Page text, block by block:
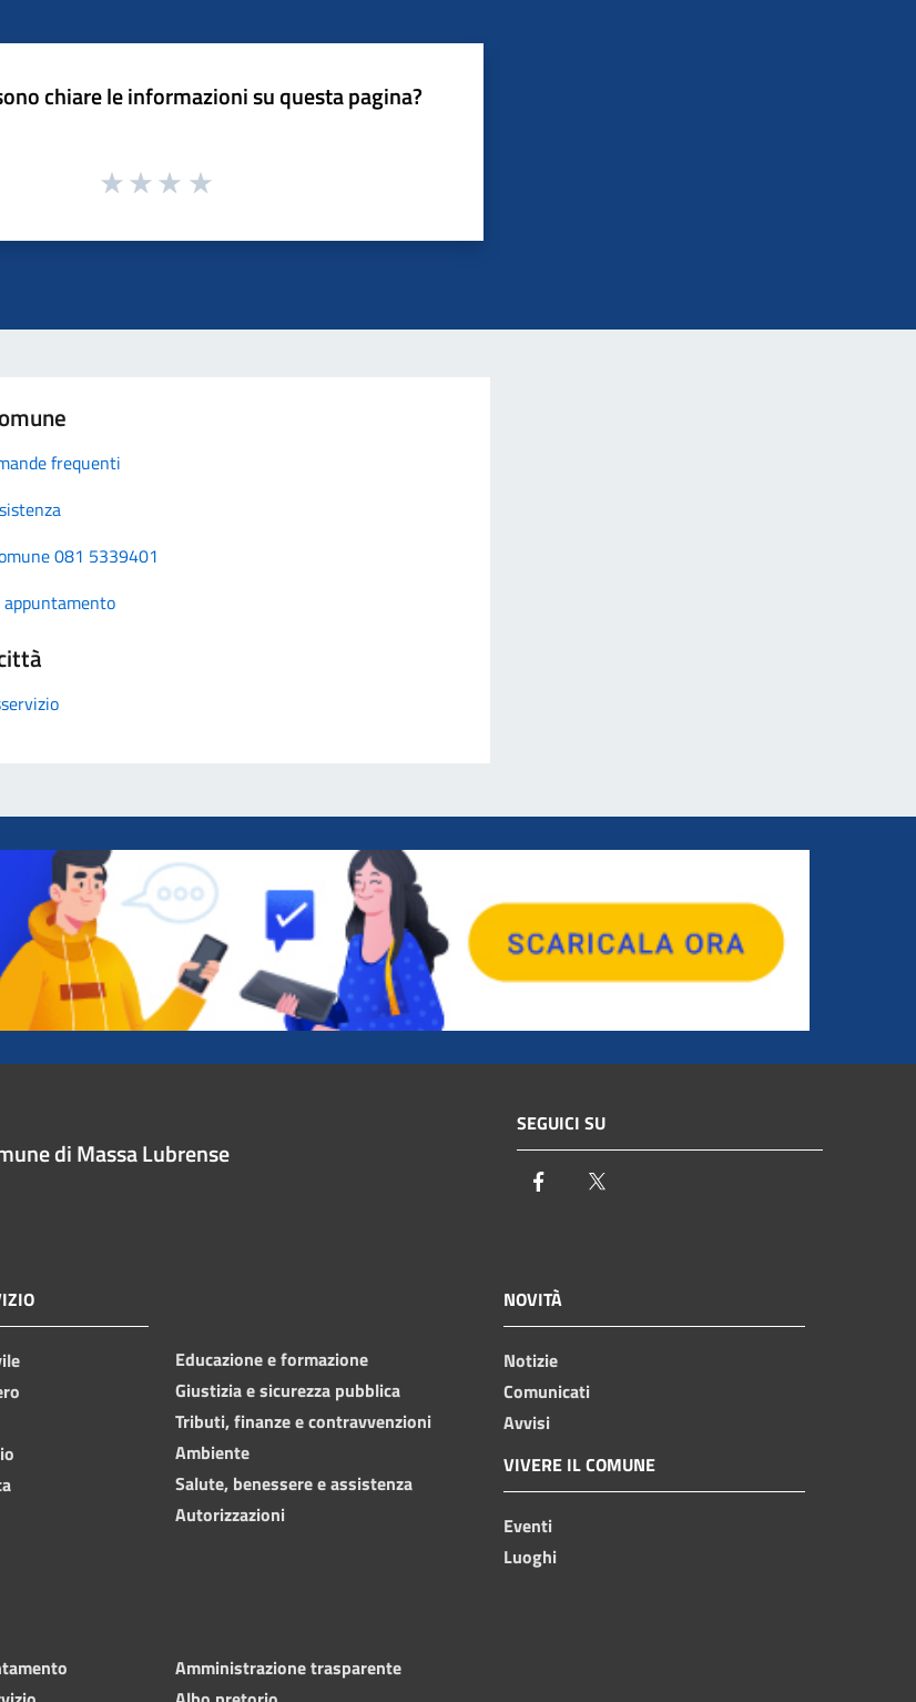
chiare le informazioni su questa pagina?
frequenti
081 5339401
di Massa Lubrense
SEGUICI SU
Facebook
Educazione e formazione
Giustizia e sicurezza pubblica
Tributi, finanze e contravvenzioni
Ambiente
Salute, benessere e assistenza
Autorizzazioni
NOVITÀ
Notizie
Comunicati
Avvisi
VIVERE IL COMUNE
Eventi
Luoghi
Amministrazione trasparente